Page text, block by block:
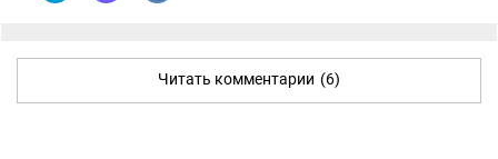
Читать комментарии (6)